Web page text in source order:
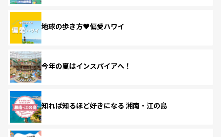
地球の歩き方♥偏愛ハワイ
今年の夏はインスパイアへ！
知れば知るほど好きになる 湘南・江の島